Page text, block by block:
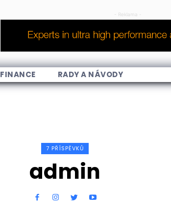
- Reklama -
FINANCE RADY A NÁVODY
7 PŘÍSPĚVKŮ
admin